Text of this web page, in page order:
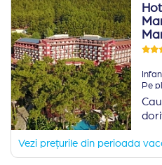
Pe
Vezi prețurile din perioada